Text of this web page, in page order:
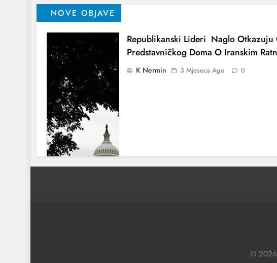
NOVE OBJAVE
Republikanski Lideri Naglo Otkazuju
Predstavničkog Doma O Iranskim
K Nermin 3 Mjeseca Ago 0
Američki Ratni Brod Koji Je
© 2026